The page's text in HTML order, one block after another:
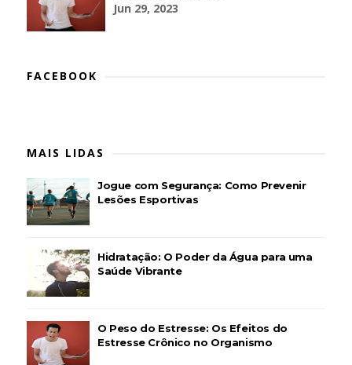
Jun 29, 2023
FACEBOOK
MAIS LIDAS
Jogue com Segurança: Como Prevenir
Lesões Esportivas
Hidratação: O Poder da Água para uma
Saúde Vibrante
O Peso do Estresse: Os Efeitos do
Estresse Crônico no Organismo